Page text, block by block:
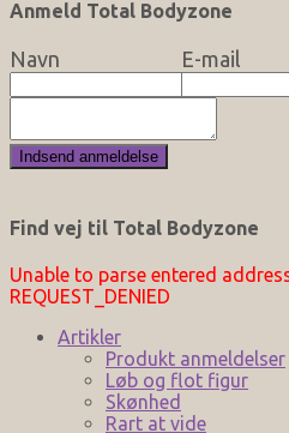
Anmeld Total Bodyzone
Navn E-mail
Find vej til Total Bodyzone
Unable to parse entered
REQUEST_DENIED
Artikler
Produkt anmeldelser
Løb og flot figur
Skønhed
Rart at vide